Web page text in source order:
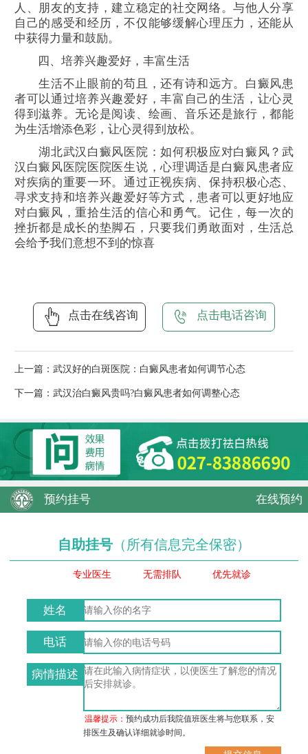
人、朋友的支持，建立稳定的社交网络。与他人分享
自己的感受和经历，不仅能够缓解心理压力，还能从
中获得力量和鼓励。
四、培养兴趣爱好，丰富生活
生活不止眼前的苟且，还有诗和远方。白癜风患
者可以通过培养兴趣爱好，丰富自己的生活，让心灵
得到滋养。无论是阅读、绘画、音乐还是旅行，都能
为生活增添色彩，让心灵得到放松。
湖北武汉白癜风医院：如何积极应对白癜风？武
汉白癜风医院医院医生说，心理调适是白癜风患者应
对疾病的重要一环。通过正视疾病、保持积极心态、
寻求支持和培养兴趣爱好等方式，患者可以更好地应
对白癜风，重拾生活的信心和勇气。记住，每一次的
挫折都是成长的垫脚石，只要我们勇敢面对，生活总
会给予我们意想不到的惊喜
点击在线咨询 点击电话咨询
上一篇： 武汉好的白斑医院：白癜风患者如何调节心态
下一篇： 武汉治白癜风贵吗?白癜风患者如何调整心态
预约挂号 在线预约
自助挂号 （所有信息完全保密）
专业医生 无需排队 优先就诊
姓名
电话
病情描述
温馨提示：预约成功后我院值班医生将与您联系，安
排医生及确认详细就诊时间。